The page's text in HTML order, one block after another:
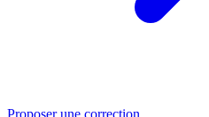
Proposer une correction